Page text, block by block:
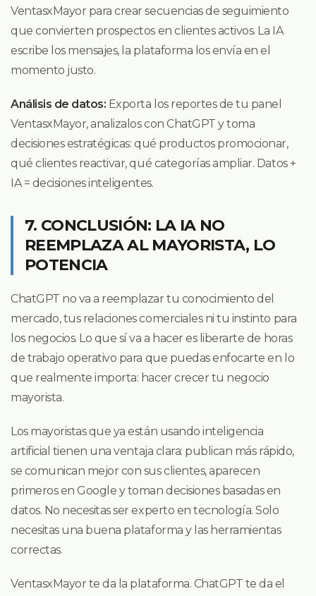
VentasxMayor para crear secuencias de seguimiento
que convierten prospectos en clientes activos. La IA
escribe los mensajes, la plataforma los envía en el
momento justo.
Análisis de datos: Exporta los reportes de tu panel
VentasxMayor, analizalos con ChatGPT y toma
decisiones estratégicas: qué productos promocionar,
qué clientes reactivar, qué categorías ampliar. Datos +
IA = decisiones inteligentes.
7. CONCLUSIÓN: LA IA NO
REEMPLAZA AL MAYORISTA, LO
POTENCIA
ChatGPT no va a reemplazar tu conocimiento del
mercado, tus relaciones comerciales ni tu instinto para
los negocios. Lo que sí va a hacer es liberarte de horas
de trabajo operativo para que puedas enfocarte en lo
que realmente importa: hacer crecer tu negocio
mayorista.
Los mayoristas que ya están usando inteligencia
artificial tienen una ventaja clara: publican más rápido,
se comunican mejor con sus clientes, aparecen
primeros en Google y toman decisiones basadas en
datos. No necesitas ser experto en tecnología. Solo
necesitas una buena plataforma y las herramientas
correctas.
VentasxMayor te da la plataforma. ChatGPT te da el